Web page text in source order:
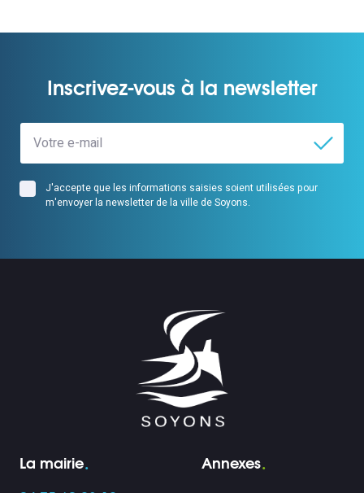
Inscrivez-vous à la newsletter
J'accepte que les informations saisies soient utilisées pour
m'envoyer la newsletter de la ville de Soyons.
La mairie Annexes